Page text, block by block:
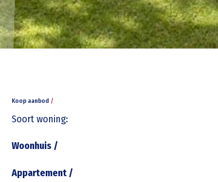
Koop aanbod /
Soort woning:
Woonhuis /
Appartement /